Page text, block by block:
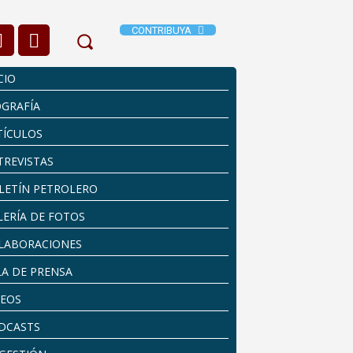
CONTRIBUYA
PETROLERO
DE FOTOS
DE PRENSA